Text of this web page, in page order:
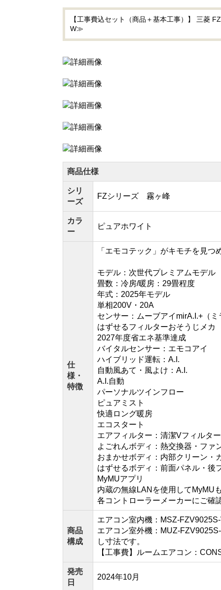
【工事費込セット（商品＋基本工事）】 三菱
W≫
商品仕様
シリ
ーズ
FZシリーズ 霧ヶ峰
カラ
ー
ピュアホワイト
仕
様・
特徴
「エモコテック」がキモチを見
モデル：次世代プレミアムモデル
畳数：冷房/暖房：29畳程度
年式：2025年モデル
単相200V・20A
センサー：ムーブアイmirA.I.+（
はずせるフィルターおそうじメカ
2027年度省エネ基準達成
バイタルセンサー：エモコアイ
ハイブリッド運転：A.I.
自動風あて・風よけ：A.I.
A.I.自動
パーソナルツインフロー
ピュアミスト
快適ロング暖房
エコスタート
エアフィルター：清潔Vフィルタ
よごれんボディ：熱交換器・ファ
おまかせボディ：内部クリーン・
はずせるボディ：前面パネル・後
MyMUアプリ
内蔵の無線LANを使用してMyMU
各コントローラーメーカーにご確
商品
構成
エアコン室内機：MSZ-
エアコン室外機：MUZ-
し寸法です。
【工事費】ルームエアコン：
発売
日
2024年10月